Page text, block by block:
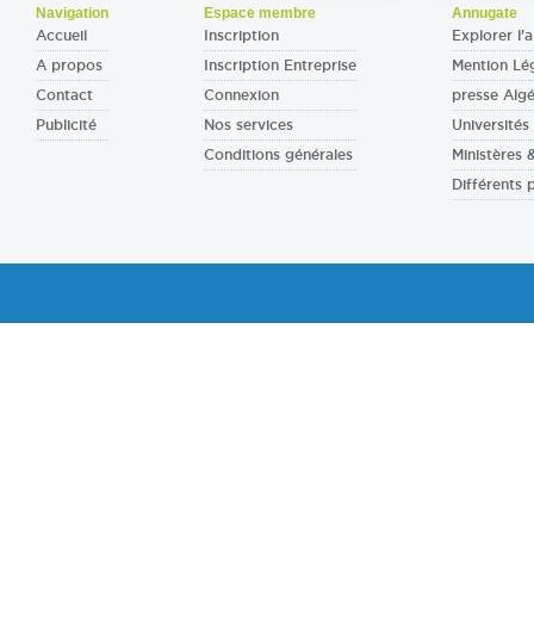
Navigation
Accueil
A propos
Contact
Publicité
Espace membre
Inscription
Inscription Entreprise
Connexion
Nos services
Conditions générales
Annugate
Explorer
Mention
presse
Ministères
Différents